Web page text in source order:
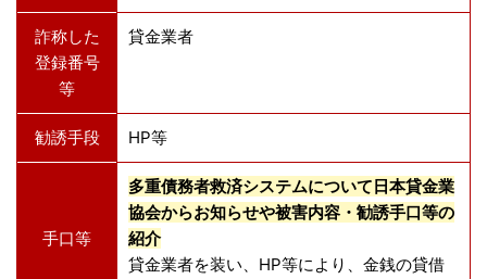
詐称した
登録番号
等
貸金業者
勧誘手段 HP等
手口等
多重債務者救済システムについて日本貸金業
協会からお知らせや被害内容・勧誘手口等の
紹介
貸金業者を装い、HP等により、金銭の貸借